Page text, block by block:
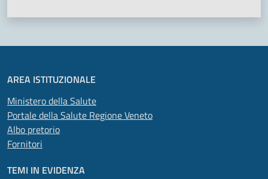
AREA ISTITUZIONALE
Ministero della Salute
Portale della Salute Regione Veneto
Albo pretorio
Fornitori
TEMI IN EVIDENZA